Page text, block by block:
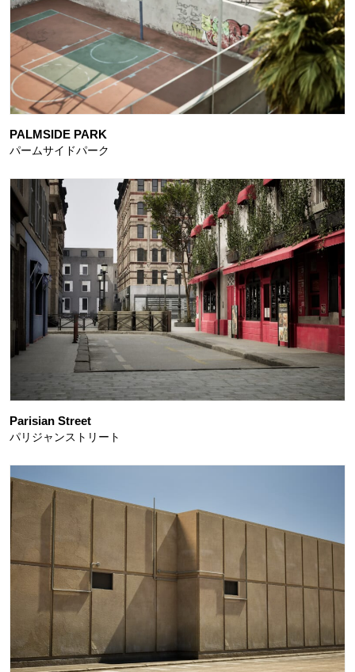
PALMSIDE PARK
パームサイドパーク
Parisian Street
パリジャンストリート